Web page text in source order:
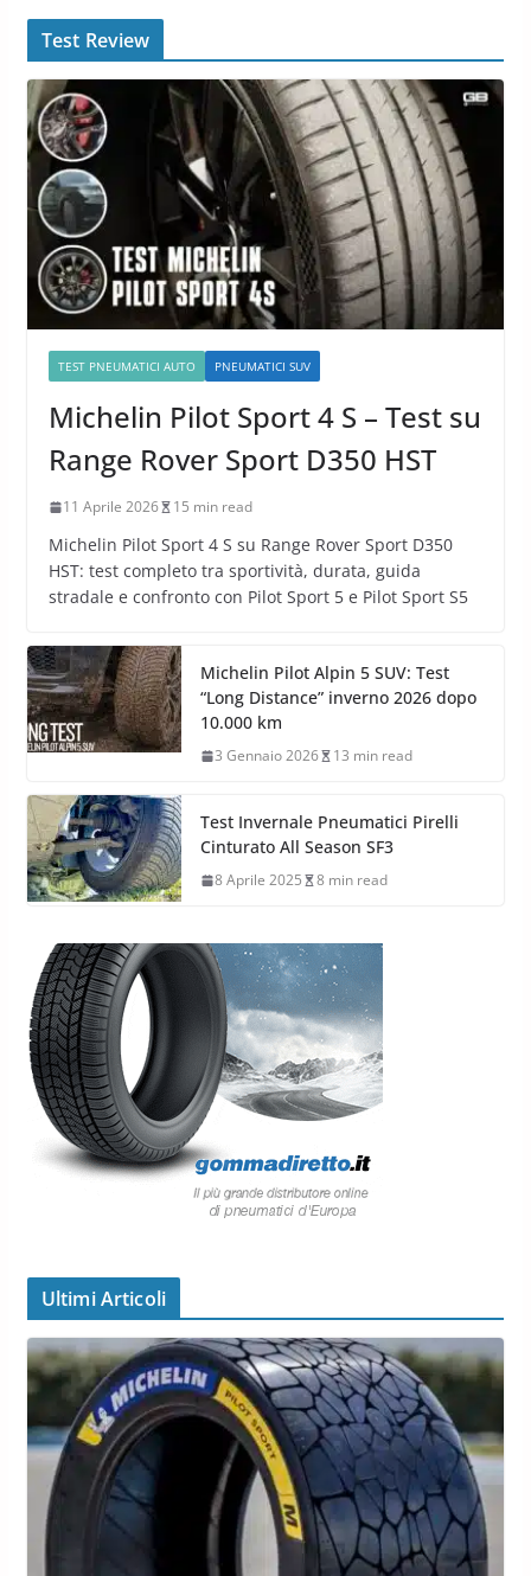
Test Review
TEST PNEUMATICI AUTO PNEUMATICI SUV
Michelin Pilot Sport 4 S – Test su
Range Rover Sport D350 HST
11 Aprile 2026 15 min read
Michelin Pilot Sport 4 S su Range Rover Sport D350
HST: test completo tra sportività, durata, guida
stradale e confronto con Pilot Sport 5 e Pilot Sport S5
Michelin Pilot Alpin 5 SUV: Test
“Long Distance” inverno 2026 dopo
10.000 km
3 Gennaio 2026 13 min read
Test Invernale Pneumatici Pirelli
Cinturato All Season SF3
8 Aprile 2025 8 min read
Ultimi Articoli